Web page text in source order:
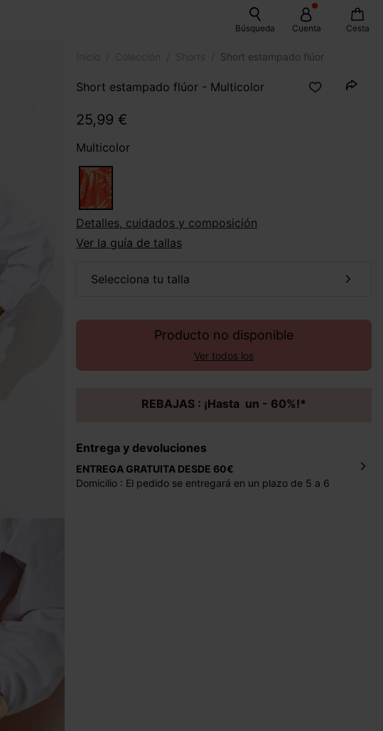
Búsqueda Cuenta Cesta
Short estampado flúor
Short estampado flúor - Multicolor
25,99 €
Multicolor
Detalles, cuidados y composición
Ver la guía de tallas
selecciona tu talla
Producto no disponible
Ver todos los
REBAJAS : ¡Hasta un - 60%!*
Entrega y devoluciones
ENTREGA GRATUITA DESDE 60€
Domicilio : El pedido se entregará en un plazo de 5 a 6